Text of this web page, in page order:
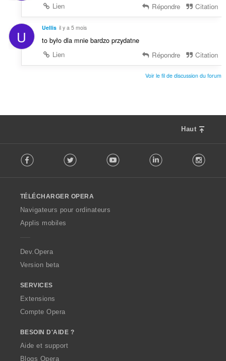
:
Lien
Répondre Citation
U Uellis il y a 5 mois
to było dla mnie bardzo przydatne
Lien
Répondre Citation
Voir le fil de discussion du forum
Haut
o
w
O
p
a
Facebook Twitter Youtube LinkedIn
TÉLÉCHARGER OPERA
Navigateurs pour ordinateurs
Applis mobiles
Dev.Opera
Version beta
SERVICES
Extensions
Compte Opera
BESOIN D'AIDE ?
Aide et support
Blogs Opera